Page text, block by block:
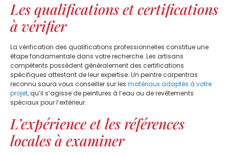
Les qualifications et certifications
à vérifier
La vérification des qualifications professionnelles constitue une
étape fondamentale dans votre recherche. Les artisans
compétents possèdent généralement des certifications
spécifiques attestant de leur expertise. Un peintre carpentras
reconnu saura vous conseiller sur les matériaux adaptés à votre
projet, qu’il s’agisse de peintures à l’eau ou de revêtements
spéciaux pour l’extérieur.
L’expérience et les références
locales à examiner